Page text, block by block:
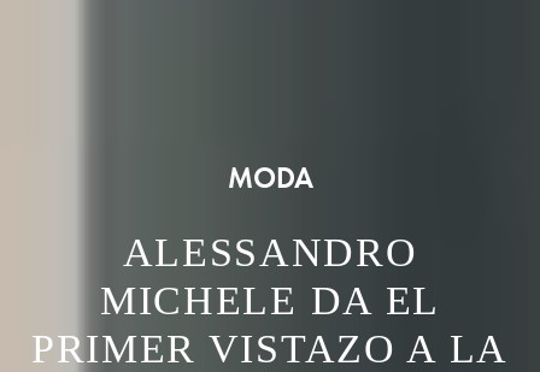
MODA
ALESSANDRO
MICHELE DA EL
PRIMER VISTAZO A LA